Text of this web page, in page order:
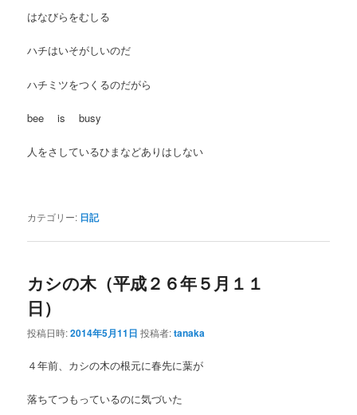
はなびらをむしる
ハチはいそがしいのだ
ハチミツをつくるのだがら
bee is busy
人をさしているひまなどありはしない
カテゴリー: 日記
カシの木（平成２６年５月１１
日）
投稿日時:2014年5月11日 投稿者:tanaka
４年前、カシの木の根元に春先に葉が
落ちてつもっているのに気づいた